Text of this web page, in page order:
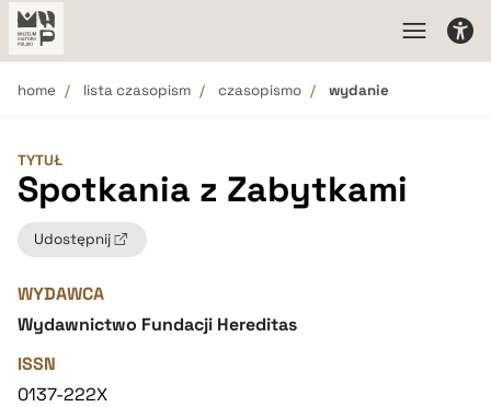
home lista czasopism czasopismo wydanie
TYTUŁ
Spotkania z Zabytkami
Udostępnij
WYDAWCA
Wydawnictwo Fundacji Hereditas
ISSN
0137-222X